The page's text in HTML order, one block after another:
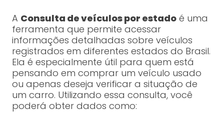
A Consulta de veículos por estadoé uma
ferramenta que permite acessar
informações detalhadas sobre veículos
registrados em diferentes estados do Brasil.
Ela é especialmente útil para quem está
pensando em comprar um veículo usado
ou apenas deseja verificar a situação de
um carro. Utilizando essa consulta, você
poderá obter dados como: